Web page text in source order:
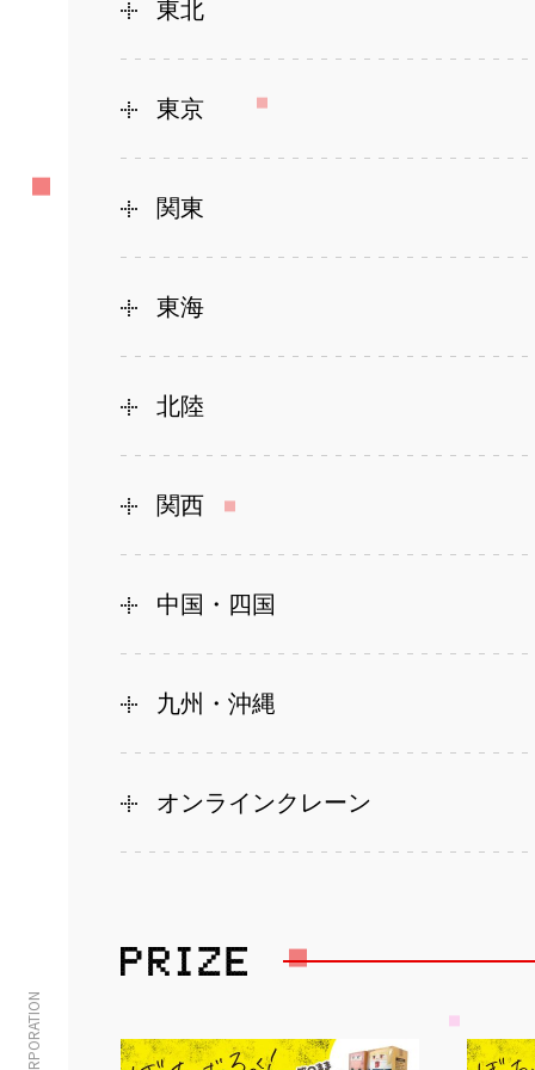
東北
東京
関東
東海
北陸
関西
中国・四国
九州・沖縄
オンラインクレーン